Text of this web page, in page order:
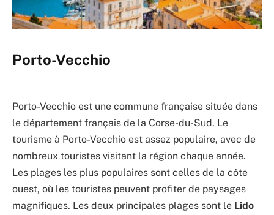
Porto-Vecchio
Porto-Vecchio est une commune française située dans
le département français de la Corse-du-Sud. Le
tourisme à Porto-Vecchio est assez populaire, avec de
nombreux touristes visitant la région chaque année.
Les plages les plus populaires sont celles de la côte
ouest, où les touristes peuvent profiter de paysages
magnifiques. Les deux principales plages sont le Lido